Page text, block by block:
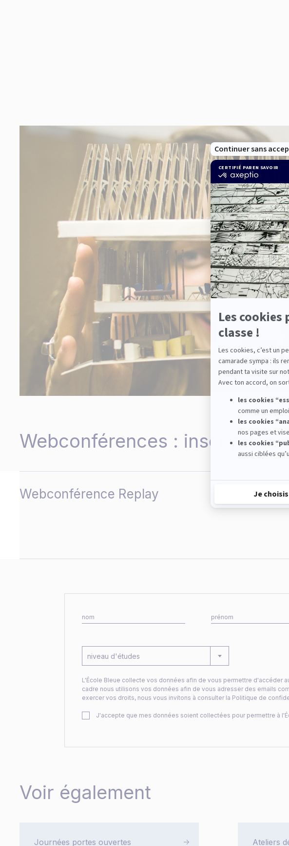
Webconférences : inscription
Webconférence Replay
niveau d'études
L'École Bleue collecte vos données afin de vous permettre d'accéder
cadre nous utilisons vos données afin de vous adresser des emails
exercer vos droits, nous vous invitons à consulter la Politique de
J'accepte que mes données soient collectées pour permettre à
Voir également
Journées portes ouvertes Ateliers